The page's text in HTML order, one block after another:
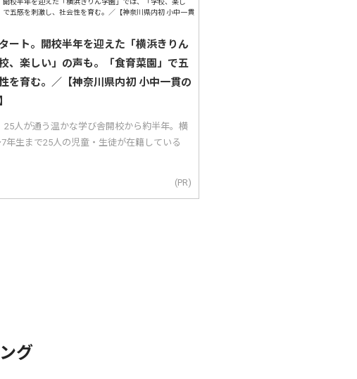
ート。開校半年を迎えた「横浜きりん
、楽しい」の声も。「食育菜園」で五
を育む。／【神奈川県内初 小中一貫の
25人が通う温かな学び舎開校から約半年。横
年生まで25人の児童・生徒が在籍している
(PR)
グ